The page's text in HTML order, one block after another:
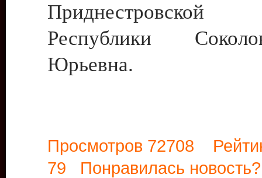
Приднестровской
Республики
Юрьевна.
Просмотров 72708
79 Понравилась